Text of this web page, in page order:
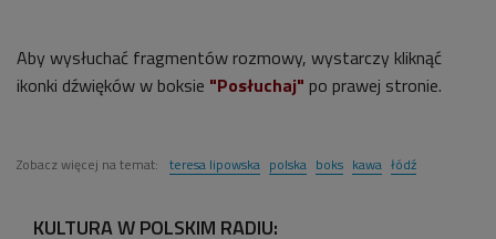
Aby wysłuchać fragmentów rozmowy, wystarczy kliknąć
ikonki dźwięków w boksie "Posłuchaj" po prawej stronie.
Zobacz więcej na temat: teresa lipowska polska boks kawa łódź
KULTURA W POLSKIM RADIU: